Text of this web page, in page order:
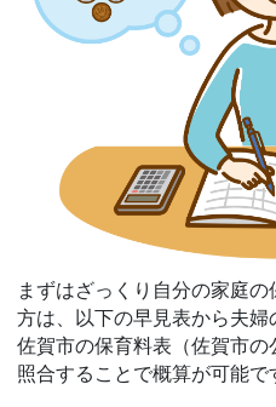
まずはざっくり自分の家庭
方は、以下の早見表から夫
佐賀市の保育料表（佐賀市
照合することで概算が可能で